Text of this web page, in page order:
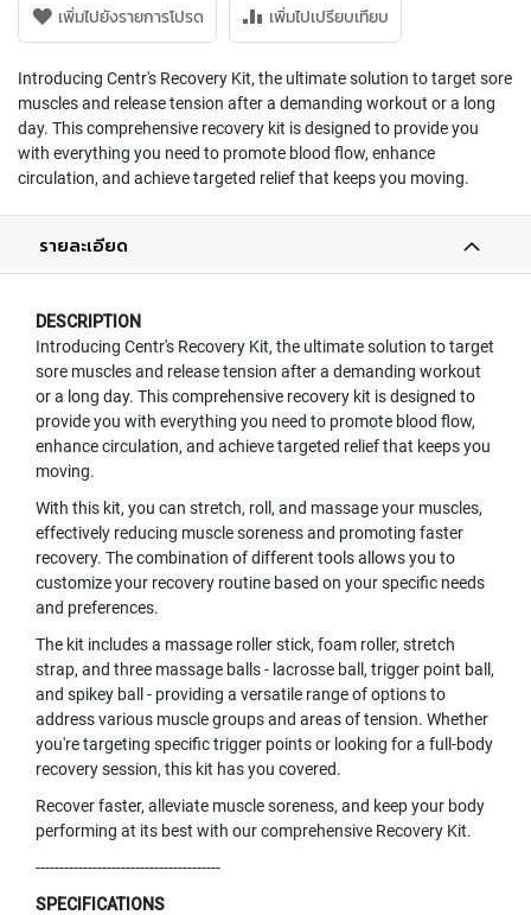
เพิ่มไปยังรายการโปรด เพิ่มไปเปรียบเทียบ
Introducing Centr's Recovery Kit, the ultimate solution to target sore
muscles and release tension after a demanding workout or a long
day. This comprehensive recovery kit is designed to provide you
with everything you need to promote blood flow, enhance
circulation, and achieve targeted relief that keeps you moving.
รายละเอียด
DESCRIPTION
Introducing Centr's Recovery Kit, the ultimate solution to target
sore muscles and release tension after a demanding workout
or a long day. This comprehensive recovery kit is designed to
provide you with everything you need to promote blood flow,
enhance circulation, and achieve targeted relief that keeps you
moving.
With this kit, you can stretch, roll, and massage your muscles,
effectively reducing muscle soreness and promoting faster
recovery. The combination of different tools allows you to
customize your recovery routine based on your specific needs
and preferences.
The kit includes a massage roller stick, foam roller, stretch
strap, and three massage balls - lacrosse ball, trigger point ball,
and spikey ball - providing a versatile range of options to
address various muscle groups and areas of tension. Whether
you're targeting specific trigger points or looking for a full-body
recovery session, this kit has you covered.
Recover faster, alleviate muscle soreness, and keep your body
performing at its best with our comprehensive Recovery Kit.
---------------------------------------
SPECIFICATIONS